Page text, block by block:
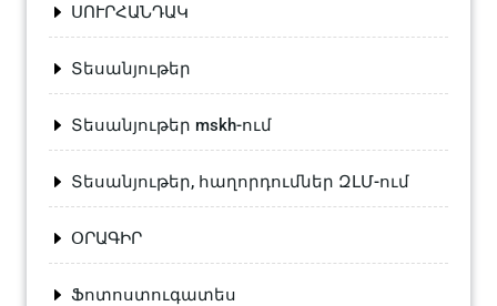
ՍՈՒՐՀԱՆԴԱԿ
Տեսանյութեր
Տեսանյութեր mskh-ում
Տեսանյութեր, հաղորդումներ ԶԼՄ-ում
ՕՐԱԳԻՐ
Ֆոտոստուգատես